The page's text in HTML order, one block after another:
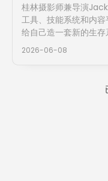
桂林摄影师兼导演
工具、技能系统和内
给自己造一套新的生存
2026-06-08